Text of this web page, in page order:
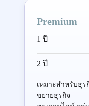
Premium
1 ปี
2 ปี
เหมาะสำหรับธุร
ขยายธุรกิจ